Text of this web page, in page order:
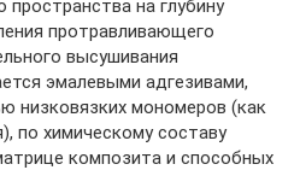
на глубину
протравливающего
высушивания
эмалевыми адгезивами,
низковязких мономеров (как
по химическому составу
композита и способных